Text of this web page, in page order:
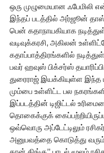
ஒரு முழுமையான ஃபேமிலி
இந்தப் படத்தில் அர்ஜூன்
பென் கதாநாயகியாக
வடிவுக்கரசி, அகிலன்
கதாப்பாத்திரங்களில்
பவர் ஹவுஸ் பிக்சர்ஸ்
துரைராஜ் இயக்கியுள்ள
மும்பை உள்ளிட்ட பல
இப்படத்தின் டிஜிட்டல்
தொகைக்குக்
ஒவ்வொரு அப்டேட்டிலும்
அனுபவத்தை கொடுத்து வரும்